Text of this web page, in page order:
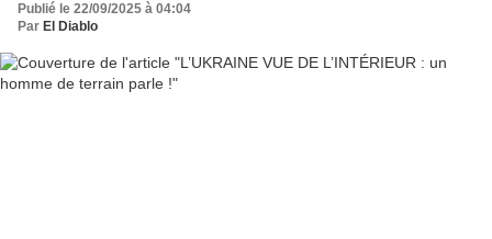
Publié le 22/09/2025 à 04:04
Par El Diablo